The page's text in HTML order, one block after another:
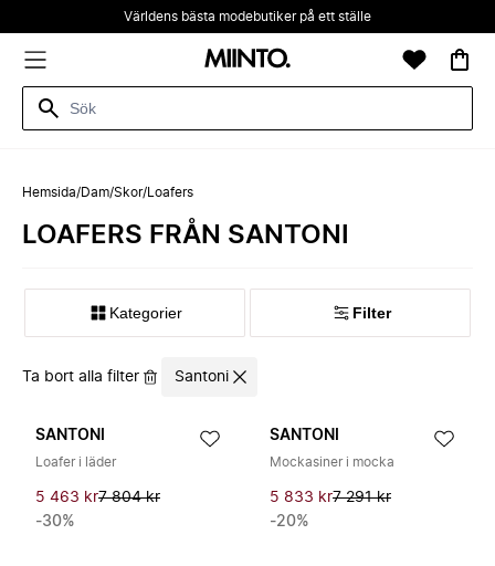
Världens bästa modebutiker på ett ställe
Hemsida/Dam/Skor/ Loafers
LOAFERS FRÅN SANTONI
Kategorier Filter
Ta bort alla filter Santoni
SANTONI
Loafer i läder
5 463 kr7 804 kr
-30%
SANTONI
Mockasiner i mocka
5 833 kr7 291 kr
-20%